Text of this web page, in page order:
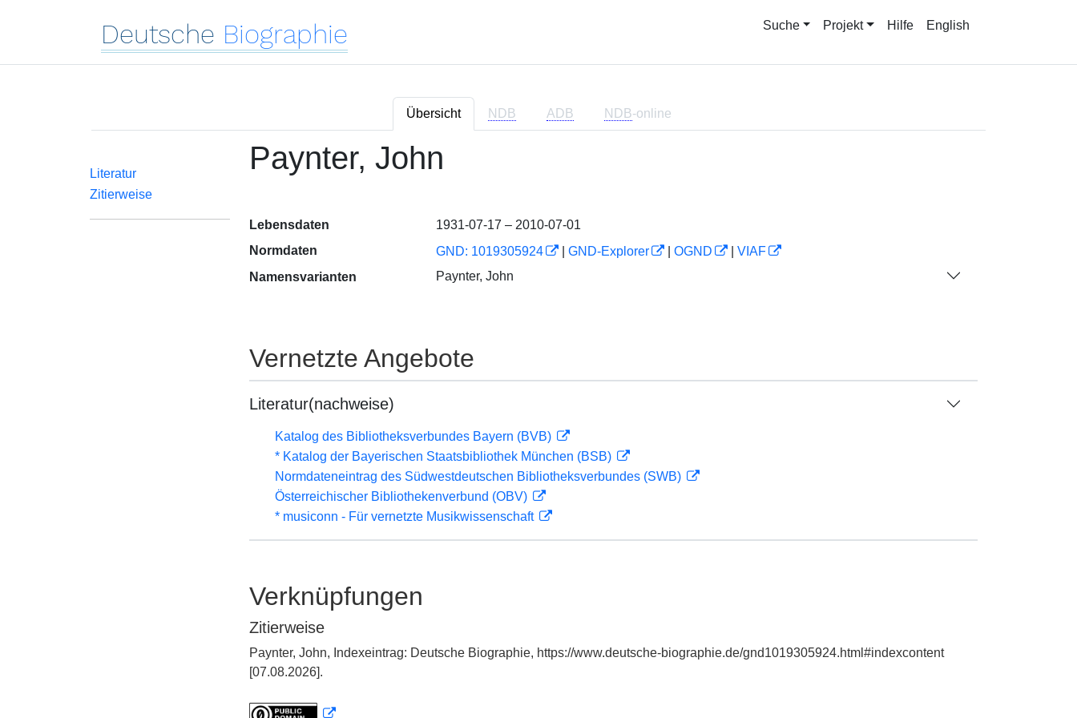
Deutsche Biographie Suche Projekt Hilfe English
Übersicht NDB ADB NDB-online
Literatur
Zitierweise
Paynter, John
Lebensdaten
1931-07-17 – 2010-07-01
Normdaten
GND: 1019305924 GND-Explorer OGND
VIAF
Namensvarianten
Paynter, John
Vernetzte Angebote
Literatur(nachweise)
Katalog des Bibliotheksverbundes Bayern (BVB)
* Katalog der Bayerischen Staatsbibliothek München (BSB)
Normdateneintrag des Südwestdeutschen Bibliotheksverbundes (SWB)
Österreichischer Bibliothekenverbund (OBV)
* musiconn - Für vernetzte Musikwissenschaft
Verknüpfungen
Zitierweise
Paynter, John, Indexeintrag: Deutsche Biographie, https://www.deutsche-biographie.de/gnd1019305924.html#indexcontent
[07.08.2026].